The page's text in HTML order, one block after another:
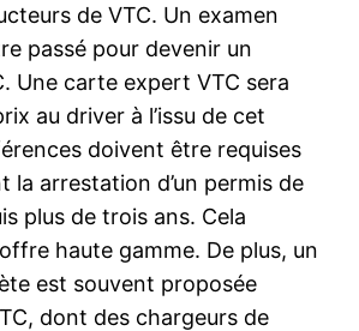
de VTC. Un examen
passé pour devenir un
Une carte expert VTC sera
au driver à l’issu de cet
doivent être requises
la arrestation d’un permis de
plus de trois ans. Cela
haute gamme. De plus, un
est souvent proposée
dont des chargeurs de